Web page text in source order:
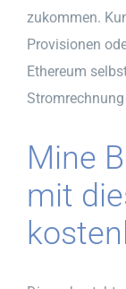
zukommen.
Provisionen
Ethereum
Mine
mit